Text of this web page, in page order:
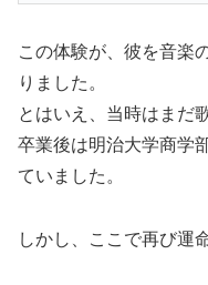
この体験が、彼を音楽
りました。
とはいえ、当時はまだ
卒業後は明治大学商学
ていました。
しかし、ここで再び運